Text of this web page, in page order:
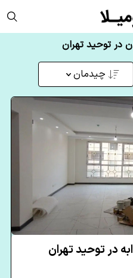
در توحید تهران
چیدمان